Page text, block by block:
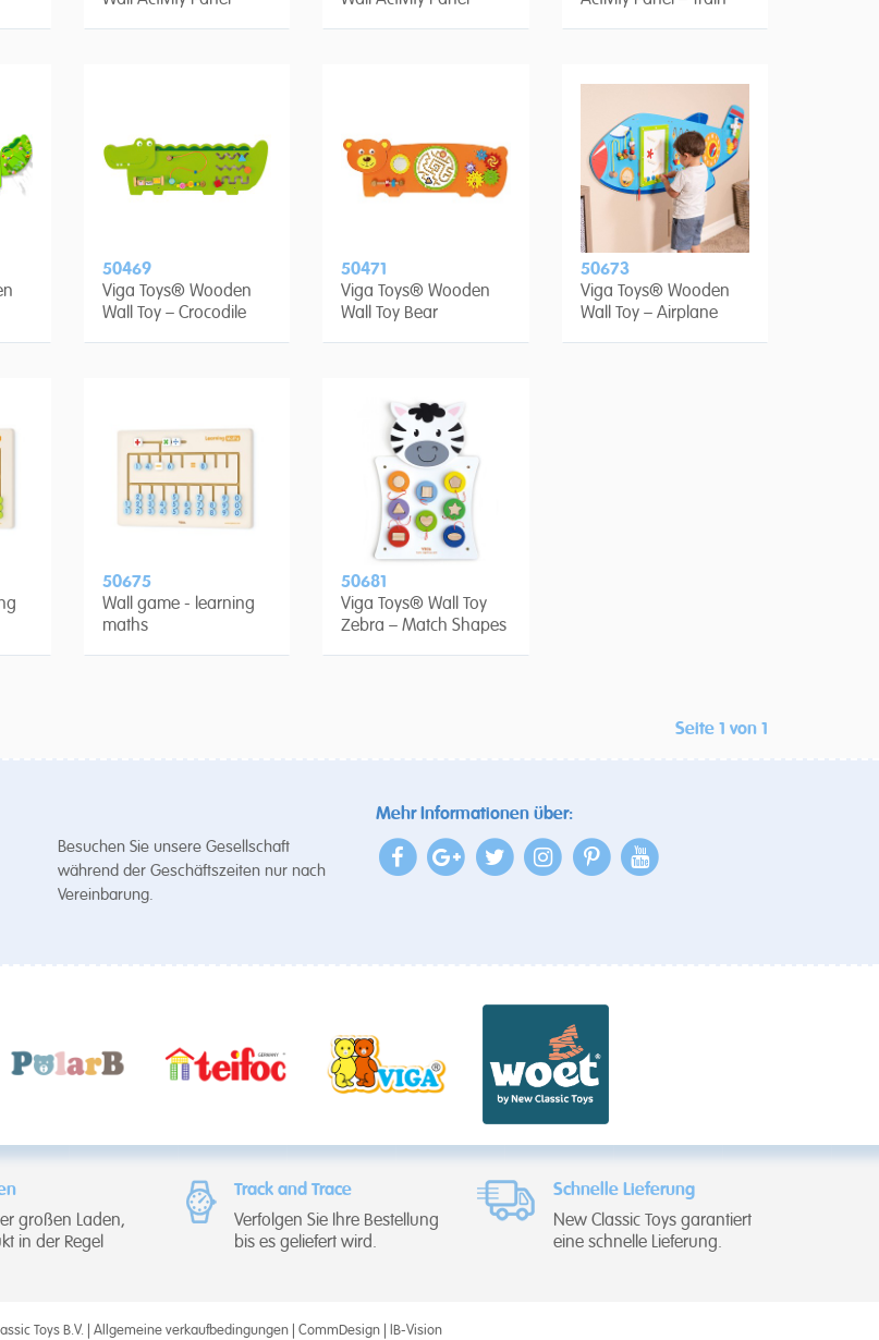
50469
Viga Toys® Wooden
Wall Toy – Crocodile
50471
Viga Toys® Wooden
Wall Toy Bear
50673
Viga Toys® Wooden
Wall Toy – Airplane
50675
Wall game - learning
maths
50681
Viga Toys® Wall Toy
Zebra – Match Shapes
Seite 1 von 1
Besuchen Sie unsere Gesellschaft
während der Geschäftszeiten nur nach
Vereinbarung.
Mehr Informationen über:
großen Laden,
in der Regel
Track and Trace
Verfolgen Sie Ihre Bestellung
bis es geliefert wird.
Schnelle Lieferung
New Classic Toys garantiert
eine schnelle Lieferung.
Toys B.V. | Allgemeine verkaufbedingungen CommDesign IB-Vision